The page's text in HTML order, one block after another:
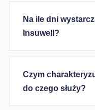
Na ile dni
Insuwell?
Czym
do czego służy?